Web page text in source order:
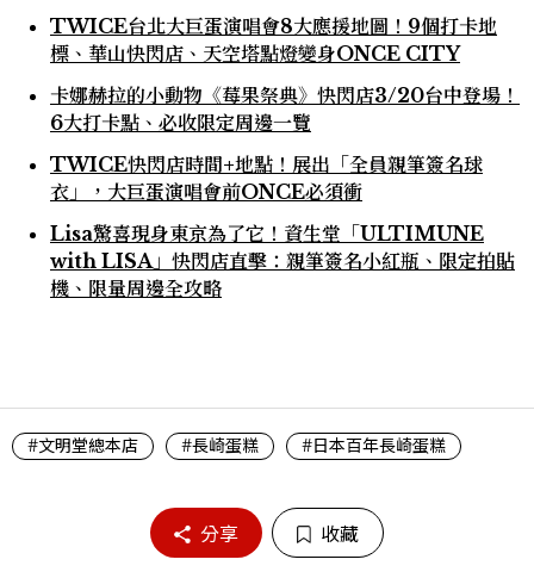
TWICE台北大巨蛋演唱會8大應援地圖！9個打卡地
標、華山快閃店、天空塔點燈變身ONCE CITY
卡娜赫拉的小動物《莓果祭典》快閃店3/20台中登場！
6大打卡點、必收限定周邊一覽
TWICE快閃店時間+地點！展出「全員親筆簽名球
衣」，⼤巨蛋演唱會前ONCE必須衝
Lisa驚喜現身東京為了它！資生堂「ULTIMUNE
with LISA」快閃店直擊：親筆簽名小紅瓶、限定拍貼
機、限量周邊全攻略
#文明堂總本店 #長崎蛋糕 #日本百年長崎蛋糕
分享 收藏